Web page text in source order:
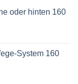
oder hinten 160
System 160